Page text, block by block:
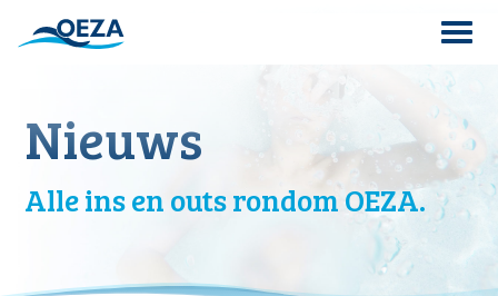
Search
Nieuws
Alle ins en outs rondom OEZA.